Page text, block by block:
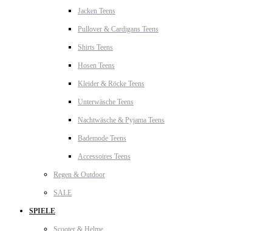
Jacken Teens
Pullover & Cardigans Teens
Shirts Teens
Hosen Teens
Kleider & Röcke Teens
Unterwäsche Teens
Nachtwäsche & Pyjama Teens
Bademode Teens
Accessoires Teens
Regen & Outdoor
SALE
SPIELE
Scooter & Helme